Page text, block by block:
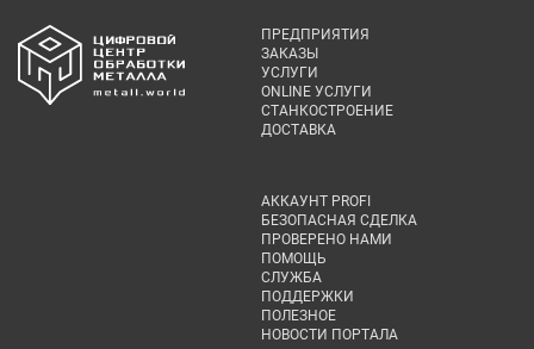
ПРЕДПРИЯТИЯ
ЗАКАЗЫ
УСЛУГИ
ONLINE УСЛУГИ
СТАНКОСТРОЕНИЕ
ДОСТАВКА
АККАУНТ PROFI
БЕЗОПАСНАЯ СДЕЛКА
ПРОВЕРЕНО НАМИ
ПОМОЩЬ
СЛУЖБА
ПОДДЕРЖКИ
ПОЛЕЗНОЕ
НОВОСТИ ПОРТАЛА